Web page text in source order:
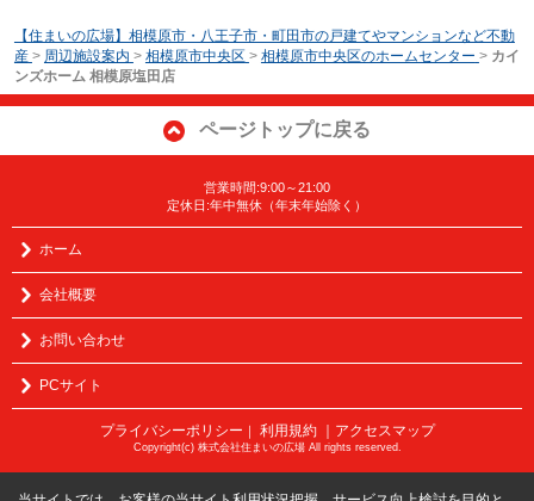
【住まいの広場】相模原市・八王子市・町田市の戸建てやマンションなど不動
産 > 周辺施設案内 > 相模原市中央区 > 相模原市中央区のホームセンター > カイ
ンズホーム 相模原塩田店
ページトップに戻る
営業時間:9:00～21:00
定休日:年中無休（年末年始除く）
ホーム
会社概要
お問い合わせ
PCサイト
プライバシーポリシー ｜ 利用規約 ｜アクセスマップ
Copyright(c) 株式会社住まいの広場 All rights reserved.